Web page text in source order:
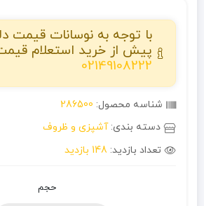
با توجه به نوسانات قیمت
پیش از خرید استعلام
02149108222
شناسه محصول: 286500
دسته بندی:آشپزی و ظروف
تعداد بازدید: 148 بازدید
حجم